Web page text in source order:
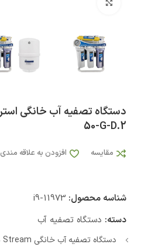
50-G-D.2
مقایسه افزودن به علاقه مندی
شناسه محصول: i9-11973
دسته: دستگاه تصفیه آب
دستگاه تصفیه آب خانگی Stream مدل RO-50-G-D.2